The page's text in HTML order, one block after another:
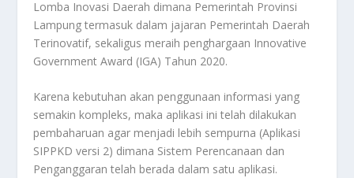
Lomba Inovasi Daerah dimana Pemerintah Provinsi
Lampung termasuk dalam jajaran Pemerintah Daerah
Terinovatif, sekaligus meraih penghargaan Innovative
Government Award (IGA) Tahun 2020.
Karena kebutuhan akan penggunaan informasi yang
semakin kompleks, maka aplikasi ini telah dilakukan
pembaharuan agar menjadi lebih sempurna (Aplikasi
SIPPKD versi 2) dimana Sistem Perencanaan dan
Penganggaran telah berada dalam satu aplikasi.